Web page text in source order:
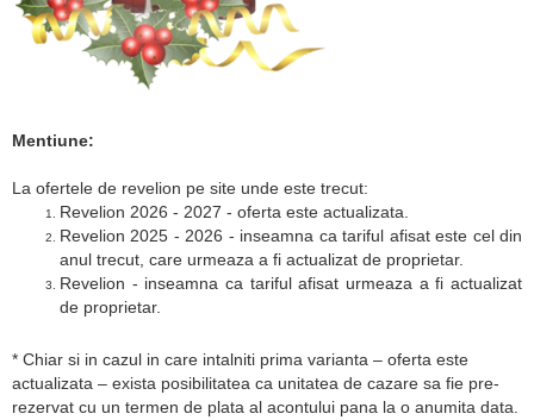
Mentiune:
La ofertele de revelion pe site unde este trecut:
Revelion 2026 - 2027 - oferta este actualizata.
Revelion 2025 - 2026 - inseamna ca tariful afisat este cel din
anul trecut, care urmeaza a fi actualizat de proprietar.
Revelion - inseamna ca tariful afisat urmeaza a fi actualizat
de proprietar.
* Chiar si in cazul in care intalniti prima varianta – oferta este
actualizata – exista posibilitatea ca unitatea de cazare sa fie pre-
rezervat cu un termen de plata al acontului pana la o anumita data.